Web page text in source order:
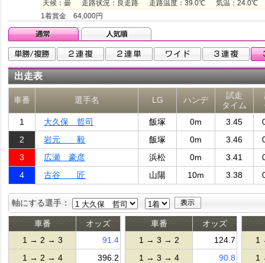
天候：曇 走路状況：良走路 走路温度：39.0℃ 気温：24.0℃
1着賞金 64,000円
出走表
車番 選手名 LG ハンデ
試走
タイム
1
大久保 哲司 飯塚 0m 3.45
2
岩元 毅 飯塚 0m 3.46
3
広瀬 豪彦 浜松 0m 3.41
4
古谷 匠 山陽 10m 3.38
軸にする選手：
車番
オッズ
1 → 2 → 3
91.4
1 → 2 → 4
396.2
車番
オッズ
1 → 3 → 2
124.7
1 → 3 → 4
90.8
1
1